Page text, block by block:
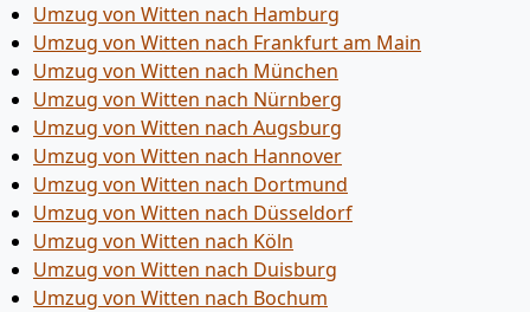
Umzug von Witten nach Hamburg
Umzug von Witten nach Frankfurt am Main
Umzug von Witten nach München
Umzug von Witten nach Nürnberg
Umzug von Witten nach Augsburg
Umzug von Witten nach Hannover
Umzug von Witten nach Dortmund
Umzug von Witten nach Düsseldorf
Umzug von Witten nach Köln
Umzug von Witten nach Duisburg
Umzug von Witten nach Bochum